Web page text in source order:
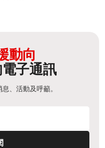
動向
子通訊
、活動及呼籲。